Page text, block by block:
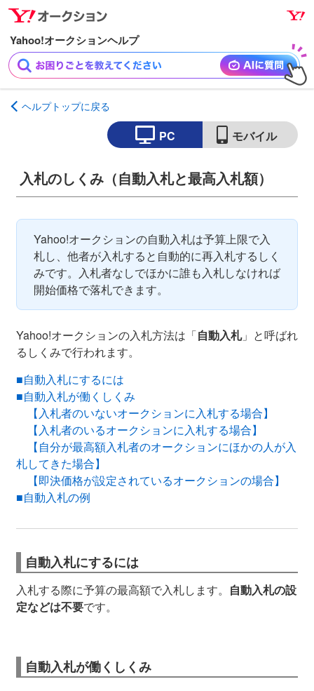
ナ
ビ
ゲ
ー
シ
ョ
ン
プ
メ
イ
ン
コ
ン
テ
ン
ッ
プ
ヘルプトップに戻る
PC モバイル
入札のしくみ（自動入札と最高入札額）
Yahoo!オークションの自動入札は予算上限で入
札し、他者が入札すると自動的に再入札するしく
みです。入札者なしでほかに誰も入札しなければ
開始価格で落札できます。
Yahoo!オークションの入札方法は「自動入札」と呼ばれ
るしくみで行われます。
■自動入札にするには
■自動入札が働くしくみ
【入札者のいないオークションに入札する場合】
【入札者のいるオークションに入札する場合】
【自分が最高額入札者のオークションにほかの人が入
札してきた場合】
【即決価格が設定されているオークションの場合】
■自動入札の例
自動入札にするには
入札する際に予算の最高額で入札します。 自動入札の設
定などは不要です。
自動入札が働くしくみ